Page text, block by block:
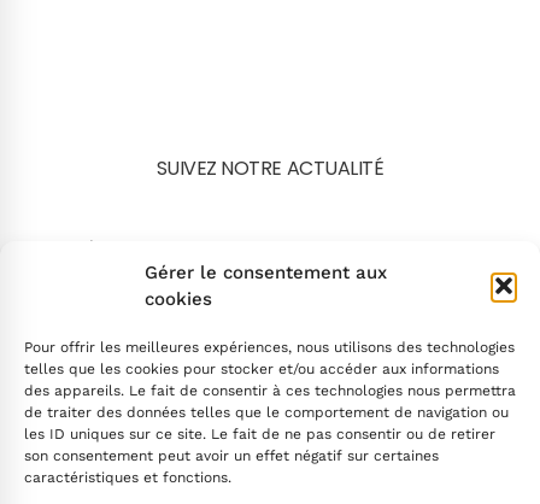
Gérer le consentement aux
cookies
Pour offrir les meilleures expériences, nous utilisons des technologies
telles que les cookies pour stocker et/ou accéder aux informations
des appareils. Le fait de consentir à ces technologies nous permettra
de traiter des données telles que le comportement de navigation ou
les ID uniques sur ce site. Le fait de ne pas consentir ou de retirer
son consentement peut avoir un effet négatif sur certaines
caractéristiques et fonctions.
SUIVEZ NOTRE ACTUALITÉ
Search
INSCRIVEZ-VOUS